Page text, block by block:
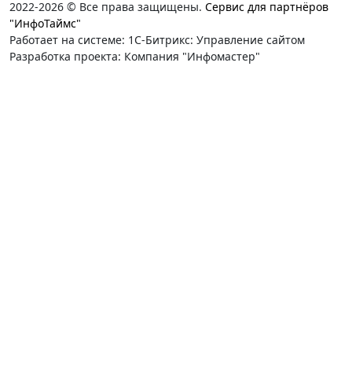
2022-2026 © Все права защищены. Сервис для партнёров
"ИнфоТаймс"
Работает на системе: 1С-Битрикс: Управление сайтом
Разработка проекта: Компания "Инфомастер"